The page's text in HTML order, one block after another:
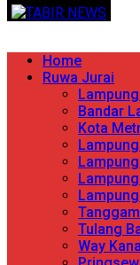
Skip
content
TERPERCAYA
Primary
Menu
Home
Ruwa Jurai
Bandar
Kota
Tulang
Way